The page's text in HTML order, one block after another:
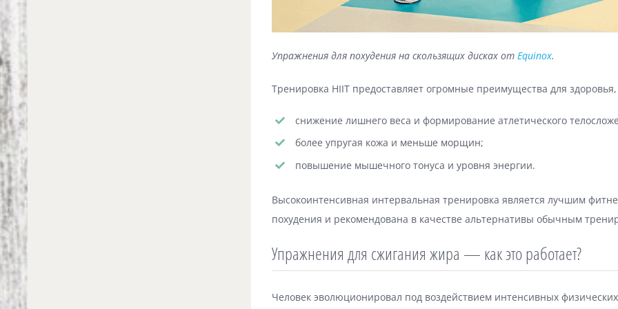
Упражнения для похудения на скользящих дисках от Equinox.
Тренировка HIIT предоставляет огромные преимущества для
снижение лишнего веса и формирование атлетического
более упругая кожа и меньше морщин;
повышение мышечного тонуса и уровня энергии.
Высокоинтенсивная интервальная тренировка является лучшим
похудения и рекомендована в качестве альтернативы обычным
Упражнения для сжигания жира — как это работает?
Человек эволюционировал под воздействием интенсивных